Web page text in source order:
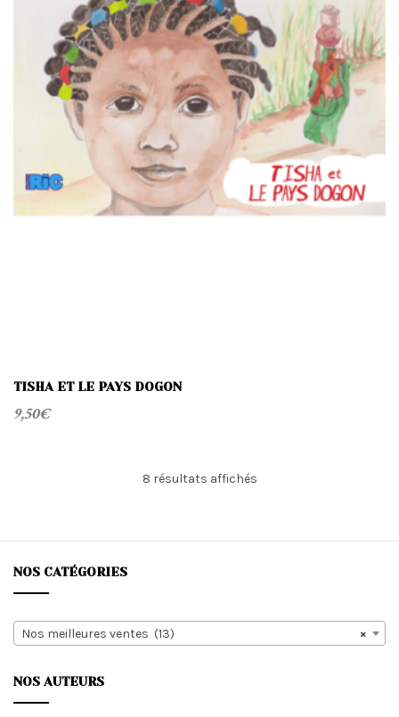
TISHA ET LE PAYS DOGON
9,50€
8 résultats affichésTrié
au
NOS CATÉGORIES
×
Nos meilleures ventes (13)
NOS AUTEURS